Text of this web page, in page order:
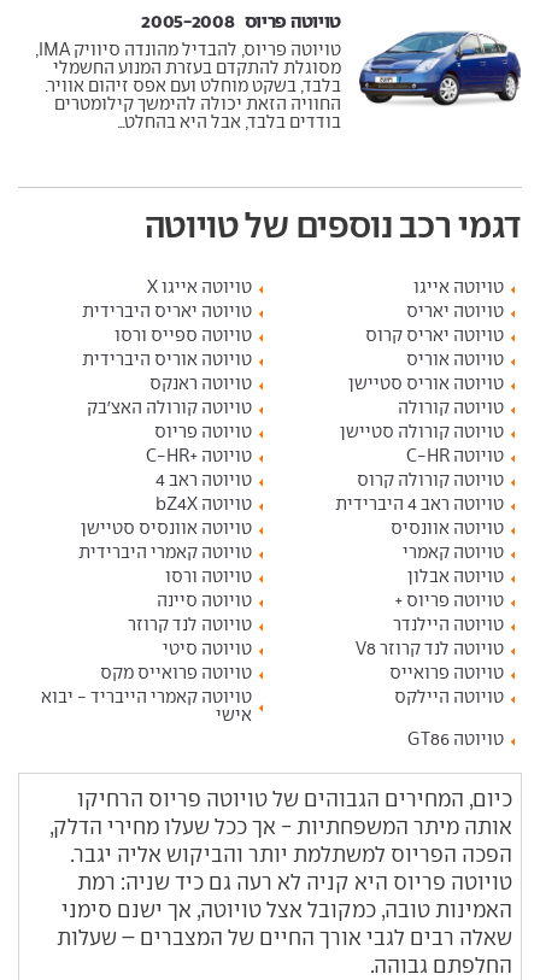
טויוטה פריוס ‏ 2005-2008
טויוטה פריוס, להבדיל מהונדה סיוויק IMA,
מסוגלת להתקדם בעזרת המנוע החשמלי
בלבד, בשקט מוחלט ועם אפס זיהום אוויר.
החוויה הזאת יכולה להימשך קילומטרים
בודדים בלבד, אבל היא בהחלט...
דגמי רכב נוספים של טויוטה
טויוטה אייגו
טויוטה אייגו X
טויוטה יאריס
טויוטה יאריס היברידית
טויוטה יאריס קרוס
טויוטה ספייס ורסו
טויוטה אוריס
טויוטה אוריס היברידית
טויוטה אוריס סטיישן
טויוטה ראנקס
טויוטה קורולה
טויוטה קורולה האצ'בק
טויוטה קורולה סטיישן
טויוטה פריוס
טויוטה C-HR
טויוטה +C-HR
טויוטה קורולה קרוס
טויוטה ראב 4
טויוטה ראב 4 היברידית
טויוטה bZ4X
טויוטה אוונסיס
טויוטה אוונסיס סטיישן
טויוטה קאמרי
טויוטה קאמרי היברידית
טויוטה אבלון
טויוטה ורסו
טויוטה פריוס +
טויוטה סיינה
טויוטה היילנדר
טויוטה לנד קרוזר
טויוטה לנד קרוזר V8
טויוטה סיטי
טויוטה פרואייס
טויוטה פרואייס מקס
טויוטה היילקס
טויוטה קאמרי הייבריד - יבוא
אישי
טויוטה GT86
כיום, המחירים הגבוהים של טויוטה פריוס הרחיקו
אותה מיתר המשפחתיות - אך ככל שעלו מחירי הדלק,
הפכה הפריוס למשתלמת יותר והביקוש אליה יגבר.
טויוטה פריוס היא קניה לא רעה גם כיד שניה: רמת
האמינות טובה, כמקובל אצל טויוטה, אך ישנם סימני
שאלה רבים לגבי אורך החיים של המצברים – שעלות
החלפתם גבוהה.